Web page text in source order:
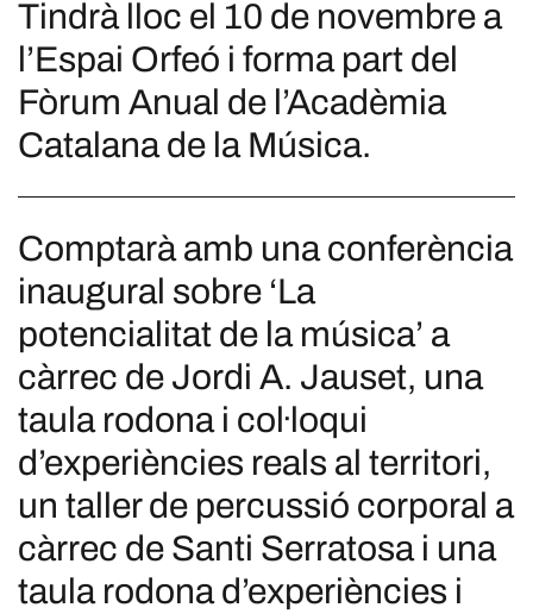
Tindrà lloc el 10 de novembre a
l’Espai Orfeó i forma part del
Fòrum Anual de l’Acadèmia
Catalana de la Música.
Comptarà amb una conferència
inaugural sobre ‘La
potencialitat de la música’ a
càrrec de Jordi A. Jauset, una
taula rodona i col·loqui
d’experiències reals al territori,
un taller de percussió corporal a
càrrec de Santi Serratosa i una
taula rodona d’experiències i